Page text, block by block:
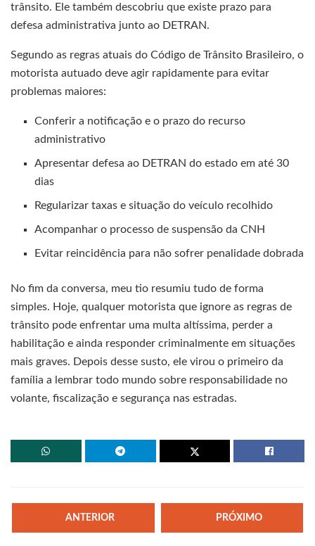
trânsito. Ele também descobriu que existe prazo para
defesa administrativa junto ao DETRAN.
Segundo as regras atuais do Código de Trânsito Brasileiro, o
motorista autuado deve agir rapidamente para evitar
problemas maiores:
Conferir a notificação e o prazo do recurso
administrativo
Apresentar defesa ao DETRAN do estado em até 30
dias
Regularizar taxas e situação do veículo recolhido
Acompanhar o processo de suspensão da CNH
Evitar reincidência para não sofrer penalidade dobrada
No fim da conversa, meu tio resumiu tudo de forma
simples. Hoje, qualquer motorista que ignore as regras de
trânsito pode enfrentar uma multa altíssima, perder a
habilitação e ainda responder criminalmente em situações
mais graves. Depois desse susto, ele virou o primeiro da
família a lembrar todo mundo sobre responsabilidade no
volante, fiscalização e segurança nas estradas.
ANTERIOR PRÓXIMO